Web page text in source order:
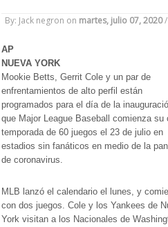
By: Jack negron on martes, julio 07, 2020 /
AP
NUEVA YORK
Mookie Betts, Gerrit Cole y un par de
enfrentamientos de alto perfil están
programados para el día de la
que Major League Baseball comienza su
temporada de 60 juegos el 23 de julio en
estadios sin fanáticos en medio de la
de coronavirus.
MLB lanzó el calendario el lunes, y
con dos juegos. Cole y los Yankees de
York visitan a los Nacionales de